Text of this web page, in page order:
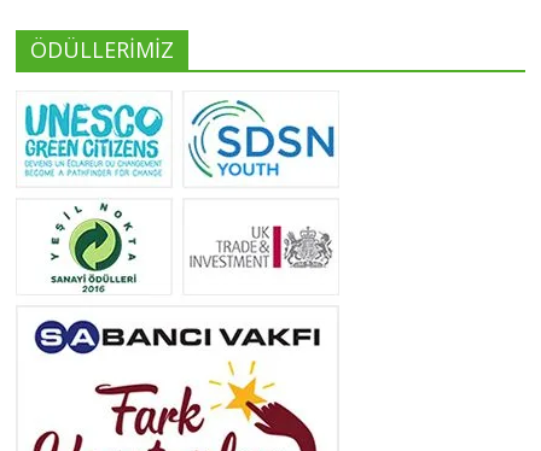
Yeliz Yılmaz
Tüm yazıları görüntüle
ÖDÜLLERİMİZ